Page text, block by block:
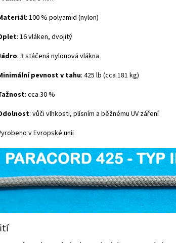
: 100 % polyamid (nylon)
: 16 vláken, dvojitý
: 3 stáčená nylonová vlákna
pevnost v tahu: 425 lb (cca 181 kg)
: cca 30 %
: vůči vlhkosti, plísním a běžnému UV záření
v Evropské unii